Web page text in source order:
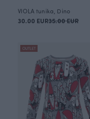
VIOLA tunika, Dino
30.00 EUR35.00 EUR
OUTLET